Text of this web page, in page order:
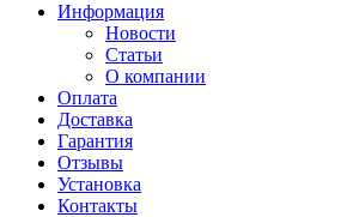
Информация
Новости
Статьи
О компании
Оплата
Доставка
Гарантия
Отзывы
Установка
Контакты